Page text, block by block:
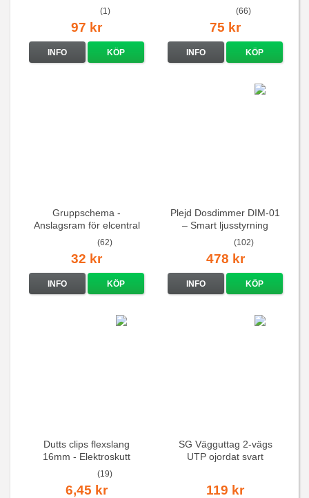
(1)
97 kr
INFO KÖP
(66)
75 kr
INFO KÖP
Gruppschema -
Anslagsram för elcentral
(62)
32 kr
INFO KÖP
Plejd Dosdimmer DIM-01
– Smart ljusstyrning
(102)
478 kr
INFO KÖP
Dutts clips flexslang
16mm - Elektroskutt
(19)
6,45 kr
SG Vägguttag 2-vägs
UTP ojordat svart
119 kr